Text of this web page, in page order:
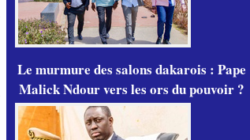
Le murmure des salons dakarois : Pape
Malick Ndour vers les ors du pouvoir ?